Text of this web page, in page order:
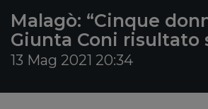
Malagò: “Cinque
Giunta Coni risultato
13 Mag 2021 20:34